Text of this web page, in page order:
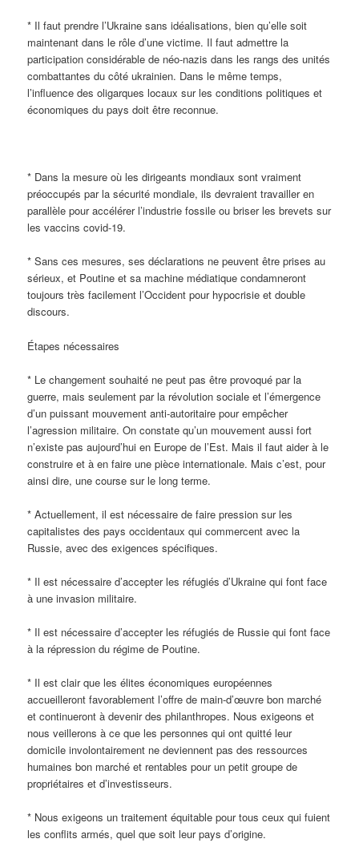
* Il faut prendre l’Ukraine sans idéalisations, bien qu’elle soit
maintenant dans le rôle d’une victime. Il faut admettre la
participation considérable de néo-nazis dans les rangs des unités
combattantes du côté ukrainien. Dans le même temps,
l’influence des oligarques locaux sur les conditions politiques et
économiques du pays doit être reconnue.
* Dans la mesure où les dirigeants mondiaux sont vraiment
préoccupés par la sécurité mondiale, ils devraient travailler en
parallèle pour accélérer l’industrie fossile ou briser les brevets sur
les vaccins covid-19.
* Sans ces mesures, ses déclarations ne peuvent être prises au
sérieux, et Poutine et sa machine médiatique condamneront
toujours très facilement l’Occident pour hypocrisie et double
discours.
Étapes nécessaires
* Le changement souhaité ne peut pas être provoqué par la
guerre, mais seulement par la révolution sociale et l’émergence
d’un puissant mouvement anti-autoritaire pour empêcher
l’agression militaire. On constate qu’un mouvement aussi fort
n’existe pas aujourd’hui en Europe de l’Est. Mais il faut aider à le
construire et à en faire une pièce internationale. Mais c’est, pour
ainsi dire, une course sur le long terme.
* Actuellement, il est nécessaire de faire pression sur les
capitalistes des pays occidentaux qui commercent avec la
Russie, avec des exigences spécifiques.
* Il est nécessaire d’accepter les réfugiés d’Ukraine qui font face
à une invasion militaire.
* Il est nécessaire d’accepter les réfugiés de Russie qui font face
à la répression du régime de Poutine.
* Il est clair que les élites économiques européennes
accueilleront favorablement l’offre de main-d’œuvre bon marché
et continueront à devenir des philanthropes. Nous exigeons et
nous veillerons à ce que les personnes qui ont quitté leur
domicile involontairement ne deviennent pas des ressources
humaines bon marché et rentables pour un petit groupe de
propriétaires et d’investisseurs.
* Nous exigeons un traitement équitable pour tous ceux qui fuient
les conflits armés, quel que soit leur pays d’origine.